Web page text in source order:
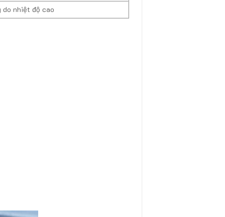
do nhiệt độ cao